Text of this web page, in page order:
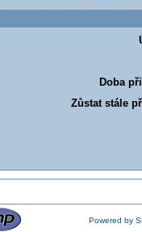
Doba
Zůstat stále
Powered by